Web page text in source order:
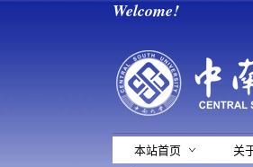
Welcome!
本站首页 关